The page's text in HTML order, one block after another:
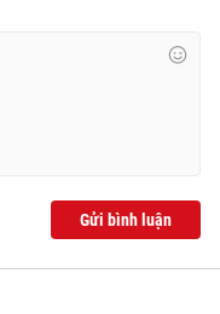
Gửi bình luận